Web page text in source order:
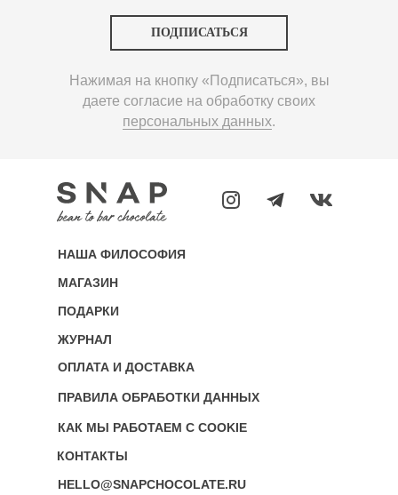
Нажимая на кнопку «Подписаться», вы
даете согласие на обработку своих
персональных данных.
ПОДПИСАТЬСЯ
НАША ФИЛОСОФИЯ
МАГАЗИН
ПОДАРКИ
ЖУРНАЛ
КАК МЫ РАБОТАЕМ С COOKIE
HELLO@SNAPCHOCOLATE.RU
ПРАВИЛА ОБРАБОТКИ ДАННЫХ
ОПЛАТА И ДОСТАВКА
КОНТАКТЫ